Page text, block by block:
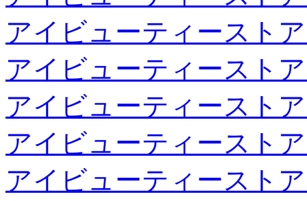
アイビューティースト
アイビューティースト
アイビューティースト
アイビューティースト
アイビューティースト